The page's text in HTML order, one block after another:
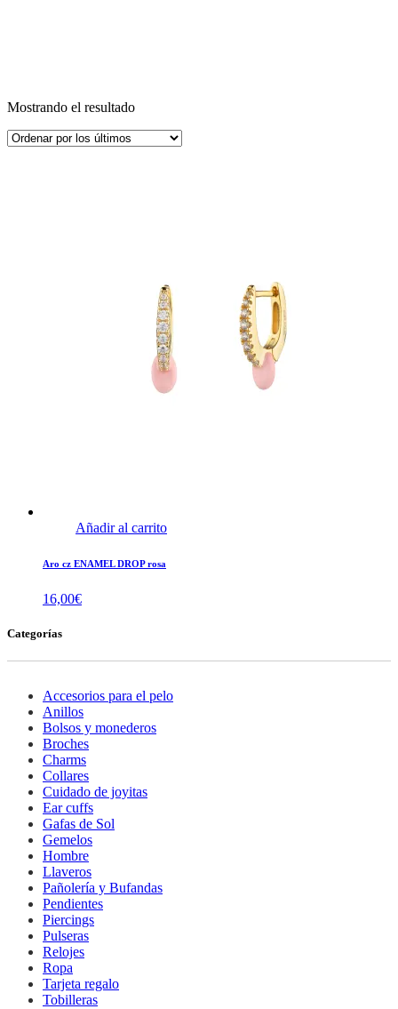
Mostrando el resultado
Añadir al carrito
Aro cz ENAMEL DROP rosa
16,00€
Categorías
Accesorios para el pelo
Anillos
Bolsos y monederos
Broches
Charms
Collares
Cuidado de joyitas
Ear cuffs
Gafas de Sol
Gemelos
Hombre
Llaveros
Pañolería y Bufandas
Pendientes
Piercings
Pulseras
Relojes
Ropa
Tarjeta regalo
Tobilleras